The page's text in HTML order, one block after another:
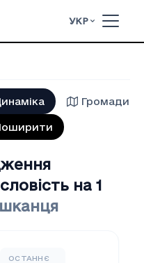
УКР
Громади
на 1
ОСТАННЄ